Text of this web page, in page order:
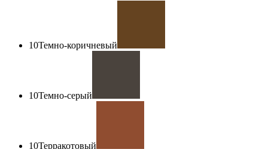
10Темно-коричневый
10Темно-серый
10Терракотовый